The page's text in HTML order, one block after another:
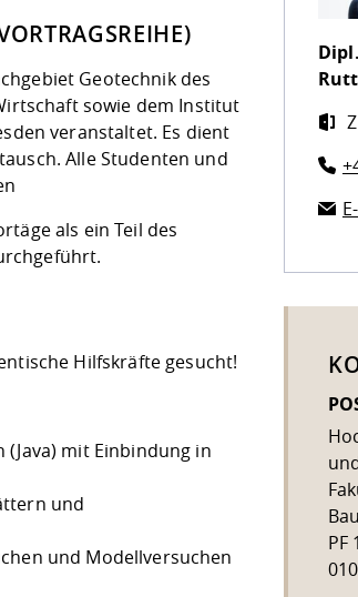
Geotechnik des
sowie dem Institut
veranstaltet. Es dient
Alle Studenten und
als ein Teil des
Hilfskräfte gesucht!
mit Einbindung in
und
und Modellversuchen
PF